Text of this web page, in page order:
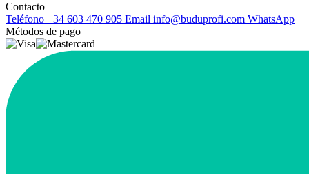
Contacto
Teléfono +34 603 470 905 Email info@buduprofi.com WhatsApp
Métodos de pago